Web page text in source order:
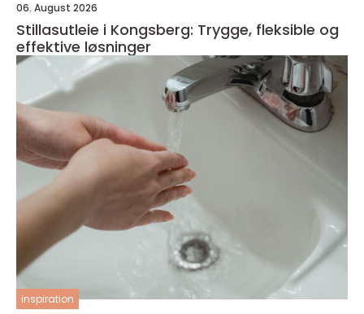
06. August 2026
Stillasutleie i Kongsberg: Trygge, fleksible og
effektive løsninger
inspiration